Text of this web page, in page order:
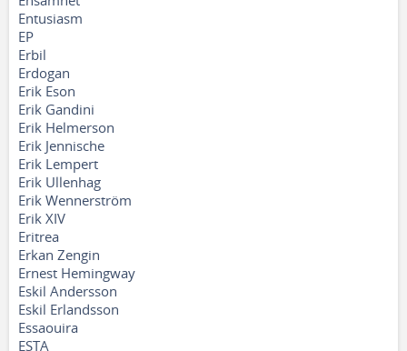
Entusiasm
EP
Erbil
Erdogan
Erik Eson
Erik Gandini
Erik Helmerson
Erik Jennische
Erik Lempert
Erik Ullenhag
Erik Wennerström
Erik XIV
Eritrea
Erkan Zengin
Ernest Hemingway
Eskil Andersson
Eskil Erlandsson
Essaouira
ESTA